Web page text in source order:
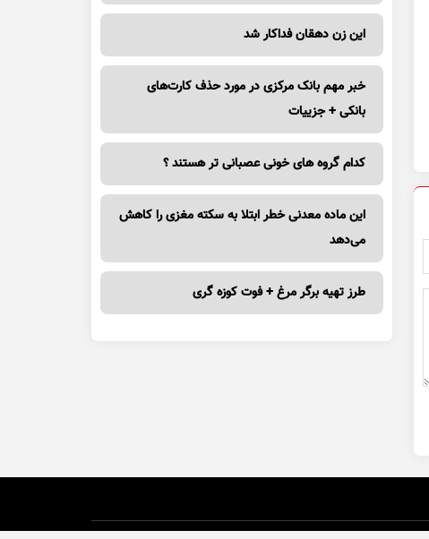
این زن دهقان فداکار شد
خبر مهم بانک مرکزی در مورد حذف کارت‌های
بانکی + جزییات
کدام گروه های خونی عصبانی تر هستند ؟
این ماده معدنی خطر ابتلا به سکته مغزی را کاهش
می‌دهد
طرز تهیه برگر مرغ + فوت کوزه گری